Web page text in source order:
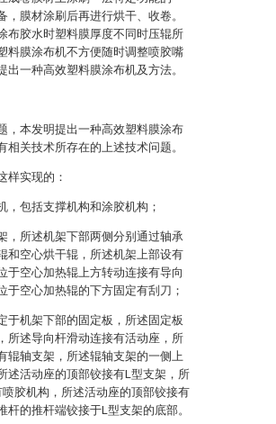
，膜材涂刷后再进行烘干、收卷。
布胶水时塑料膜厚度不同时压辊所
料膜涂布机不方便随时调整喷胶嘴
出一种高效塑料膜涂布机及方法。
，本发明提出一种高效塑料膜涂布
相关技术所存在的上述技术问题。
样实现的：
，包括支撑机构和涂胶机构；
，所述机架下部两侧分别通过轴承
和空心烘干辊，所述机架上部设有
于空心加热辊上方转动连接有导向
于空心加热辊的下方固定有刮刀；
于机架下部的固定板，所述固定板
所述导向杆滑动连接有活动座，所
辊轴支架，所述辊轴支架的一侧上
述活动座的顶部铰接有L型支架，所
胶机构，所述活动座的顶部铰接有
杆的推杆端铰接于L型支架的底部。